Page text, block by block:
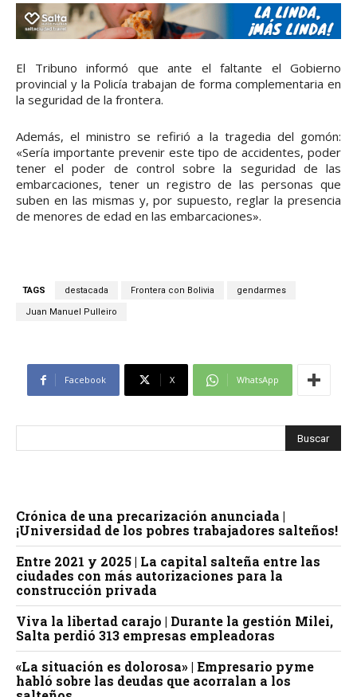
El Tribuno informó que ante el faltante el Gobierno
provincial y la Policía trabajan de forma complementaria en
la seguridad de la frontera.
Además, el ministro se refirió a la tragedia del gomón:
«Sería importante prevenir este tipo de accidentes, poder
tener el poder de control sobre la seguridad de las
embarcaciones, tener un registro de las personas que
suben en las mismas y, por supuesto, reglar la presencia
de menores de edad en las embarcaciones».
TAGS destacada Frontera con Bolivia gendarmes
Juan Manuel Pulleiro
Facebook X WhatsApp
Crónica de una precarización anunciada |
¡Universidad de los pobres trabajadores salteños!
Entre 2021 y 2025 | La capital salteña entre las
ciudades con más autorizaciones para la
construcción privada
Viva la libertad carajo | Durante la gestión Milei,
Salta perdió 313 empresas empleadoras
«La situación es dolorosa» | Empresario pyme
habló sobre las deudas que acorralan a los